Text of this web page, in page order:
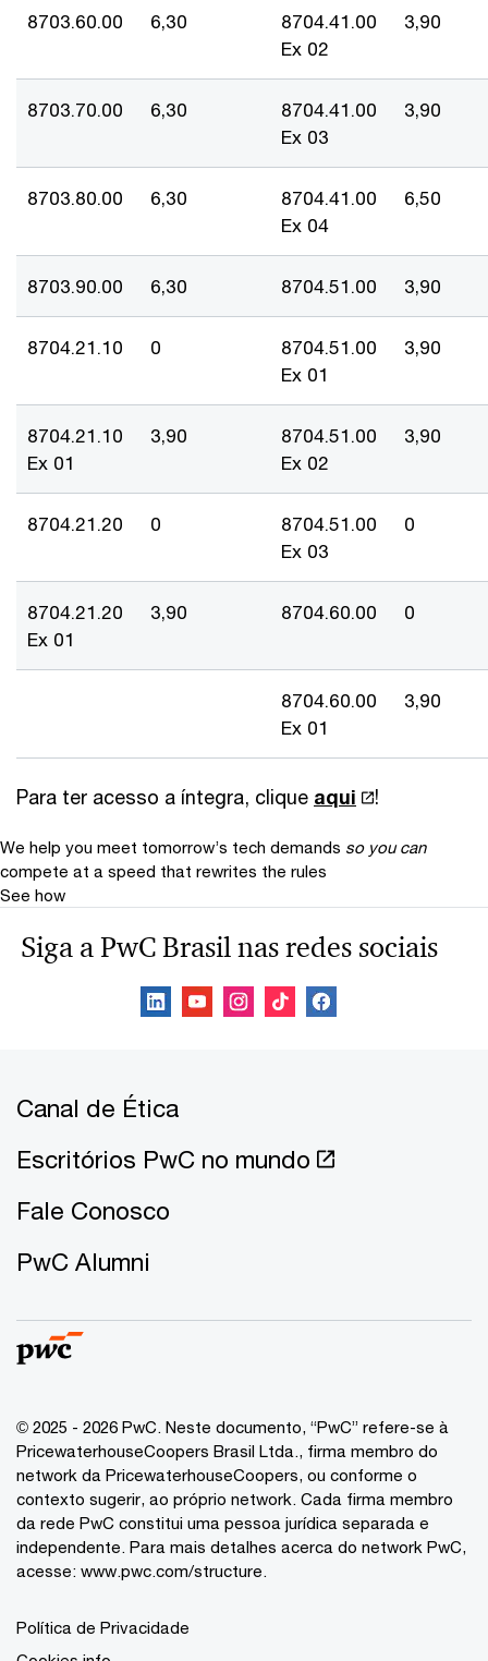
8703.60.00 6,30
8704.41.00
Ex 02
3,90
8703.70.00 6,30
8704.41.00
Ex 03
3,90
8703.80.00 6,30
8704.41.00
Ex 04
6,50
8703.90.00 6,30 8704.51.00 3,90
8704.21.10 0
8704.51.00
Ex 01
3,90
8704.21.10
Ex 01
3,90
8704.51.00
Ex 02
3,90
8704.21.20 0
8704.51.00
Ex 03
0
8704.21.20
Ex 01
3,90 8704.60.00 0
8704.60.00
Ex 01
3,90
Para ter acesso a íntegra, clique aqui !
We help you meet tomorrow’s tech demands so you can
compete at a speed that rewrites the rules
See how
Siga a PwC Brasil nas redes sociais
Canal de Ética
Escritórios PwC no mundo
Fale Conosco
PwC Alumni
© 2025 - 2026 PwC. Neste documento, “PwC” refere-se à
PricewaterhouseCoopers Brasil Ltda., firma membro do
network da PricewaterhouseCoopers, ou conforme o
contexto sugerir, ao próprio network. Cada firma membro
da rede PwC constitui uma pessoa jurídica separada e
independente. Para mais detalhes acerca do network PwC,
acesse: www.pwc.com/structure.
Política de Privacidade